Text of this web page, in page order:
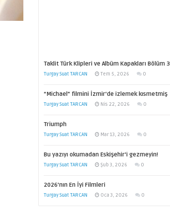
Taklit Türk Klipleri ve Albüm Kapakları Bölüm 3
Turgay Suat TARCAN Tem 5, 2026 0
“Michael” filmini İzmir’de izlemek kısmetmiş
Turgay Suat TARCAN Nis 22, 2026 0
Triumph
Turgay Suat TARCAN Mar 13, 2026 0
Bu yazıyı okumadan Eskişehir’i gezmeyin!
Turgay Suat TARCAN Şub 3, 2026 0
2026’nın En İyi Filmleri
Turgay Suat TARCAN Oca 3, 2026 0